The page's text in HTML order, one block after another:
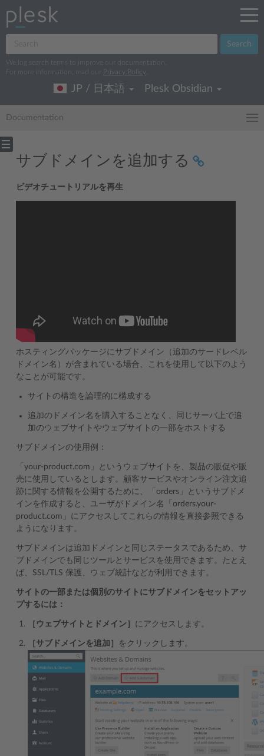
Search
We log search terms to improve our documentation.
For more information, read our
Privacy Policy
JP / 日本語 Plesk Obsidian
Documentation
サブドメインを追加する
ビデオチュートリアルを再生
ホスティングパッケージにサブドメイン（追加のサードレベル
ドメイン名）が含まれている場合、これを使用して以下のよう
なことが可能です。
サイトの構造を論理的に構成する
追加のドメイン名を購入することなく、同じサーバ上で追
加のウェブサイトやウェブサイトの一部をホストする
サブドメインの使用例：
「your-product.com」というウェブサイトを、製品の販促や販
売に使用しているとします。顧客サービスやオンライン注文追
跡に関する情報を公開するために、「orders」というサブドメ
インを作成すると、ユーザがドメイン名「orders.your-
product.com」にアクセスしてこれらの情報を直接参照できる
ようになります。
サブドメインは追加ドメインと同じステータスであるため、サ
ブドメインでも同じツールとサービスを使用できます。たとえ
ば、SSL/TLS 保護、ウェブ統計などが利用できます。
サイトの一部または個別のサイトにサブドメインをセットアッ
プするには：
［ウェブサイトとドメイン］ にアクセスします。
［サブドメインを追加］ をクリックします。